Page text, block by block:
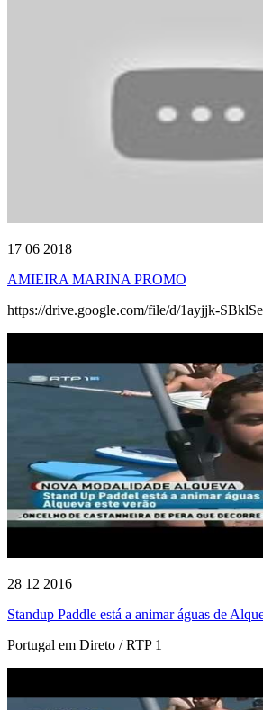
17 06 2018
AMIEIRA MARINA PROMO
https://drive.google.com/file/d/1ayjjk-SBklSe
28 12 2016
Standup Paddle está a animar águas de
Portugal em Direto / RTP 1